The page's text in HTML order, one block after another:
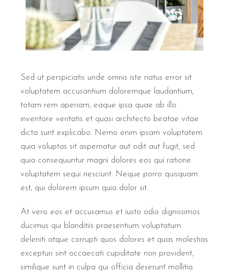
Sed ut perspiciatis unde omnis iste natus error sit
voluptatem accusantium doloremque laudantium,
totam rem aperiam, eaque ipsa quae ab illo
inventore veritatis et quasi architecto beatae vitae
dicta sunt explicabo. Nemo enim ipsam voluptatem
quia voluptas sit aspernatur aut odit aut fugit, sed
quia consequuntur magni dolores eos qui ratione
voluptatem sequi nesciunt. Neque porro quisquam
est, qui dolorem ipsum quia dolor sit.
At vero eos et accusamus et iusto odio dignissimos
ducimus qui blanditiis praesentium voluptatum
deleniti atque corrupti quos dolores et quas molestias
excepturi sint occaecati cupiditate non provident,
similique sunt in culpa qui officia deserunt mollitia